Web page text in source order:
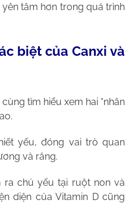
tâm hơn trong quá trình
biệt của Canxi và
tìm hiểu xem hai “nhân
yếu, đóng vai trò quan
và răng.
ra chủ yếu tại ruột non và
diện của Vitamin D cũng